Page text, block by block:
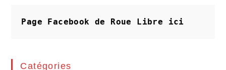
Page Facebook de Roue Libre ici
Catégories